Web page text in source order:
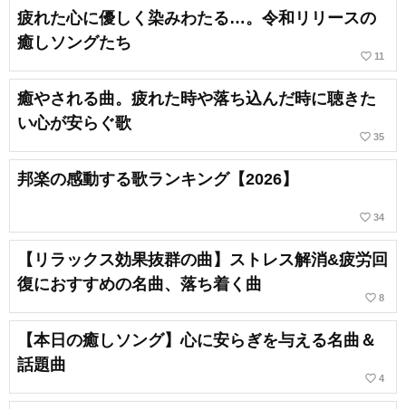
疲れた心に優しく染みわたる…。令和リリースの
癒しソングたち
favorite_border 11
癒やされる曲。疲れた時や落ち込んだ時に聴きた
い心が安らぐ歌
favorite_border 35
邦楽の感動する歌ランキング【2026】
favorite_border 34
【リラックス効果抜群の曲】ストレス解消&疲労回
復におすすめの名曲、落ち着く曲
favorite_border 8
【本日の癒しソング】心に安らぎを与える名曲＆
話題曲
favorite_border 4